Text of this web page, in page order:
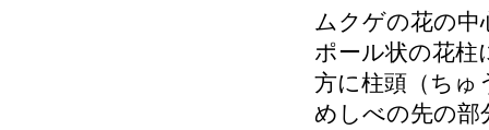
ムクゲの花の中
ポール状の花柱
方に柱頭（ちゅ
めしべの先の部